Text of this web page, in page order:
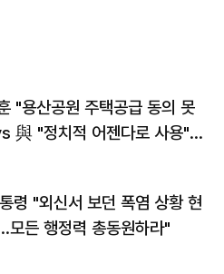
"용산공원 주택공급 동의 못
與 "정치적 어젠다로 사용"
령 "외신서 보던 폭염 상황 현
모든 행정력 총동원하라"